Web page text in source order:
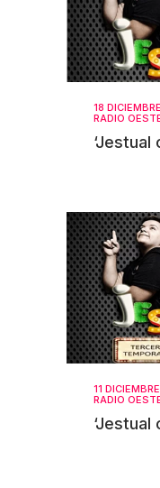
18
RADIO
‘Jestual
11
RADIO
‘Jestual